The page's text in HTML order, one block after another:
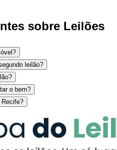
sobre Leilões
leilão?
o bem?